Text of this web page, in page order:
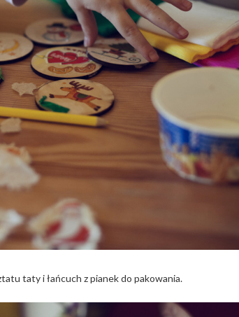
taty i łańcuch z pianek do pakowania.